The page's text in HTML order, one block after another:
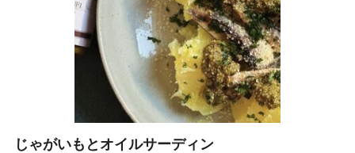
じゃがいもとオイルサーディン